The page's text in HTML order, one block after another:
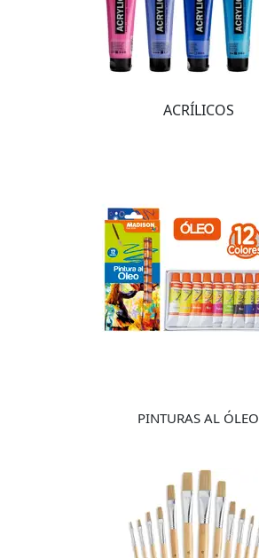
ACRÍLICOS
PINTURAS AL ÓLEO